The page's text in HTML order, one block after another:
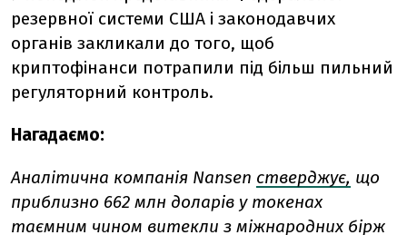
резервної системи США і законодавчих
органів закликали до того, щоб
криптофінанси потрапили під більш пильний
регуляторний контроль.
Нагадаємо:
Аналітична компанія Nansen стверджує, що
приблизно 662 млн доларів у токенах
таємним чином витекли з міжнародних бірж